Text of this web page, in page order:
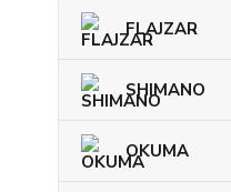
FLAJZAR
SHIMANO
OKUMA